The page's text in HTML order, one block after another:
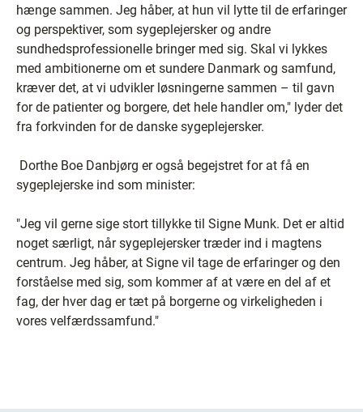
hænge sammen. Jeg håber, at hun vil lytte til de erfaringer
og perspektiver, som sygeplejersker og andre
sundhedsprofessionelle bringer med sig. Skal vi lykkes
med ambitionerne om et sundere Danmark og samfund,
kræver det, at vi udvikler løsningerne sammen – til gavn
for de patienter og borgere, det hele handler om," lyder det
fra forkvinden for de danske sygeplejersker.
Dorthe Boe Danbjørg er også begejstret for at få en
sygeplejerske ind som minister:
"Jeg vil gerne sige stort tillykke til Signe Munk. Det er altid
noget særligt, når sygeplejersker træder ind i magtens
centrum. Jeg håber, at Signe vil tage de erfaringer og den
forståelse med sig, som kommer af at være en del af et
fag, der hver dag er tæt på borgerne og virkeligheden i
vores velfærdssamfund."